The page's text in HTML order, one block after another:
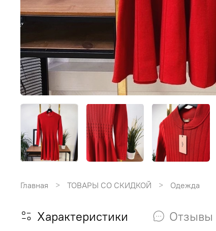
Главная ТОВАРЫ СО СКИДКОЙ Одежда
Характеристики Отзывы